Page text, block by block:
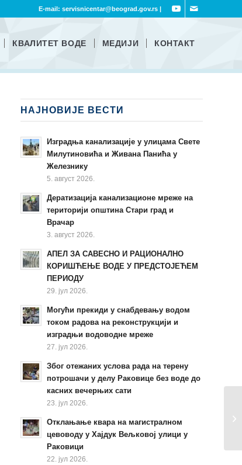
E-mail: servisnicentar@beograd.gov.rs |
КВАЛИТЕТ ВОДЕ МЕДИЈИ КОНТАКТ
НАЈНОВИЈЕ ВЕСТИ
Изградња канализације у улицама Свете
Милутиновића и Живана Панића у
Железнику
5. август 2026.
Дератизација канализационе мреже на
територији општина Стари град и
Врачар
3. август 2026.
АПЕЛ ЗА САВЕСНО И РАЦИОНАЛНО
КОРИШЋЕЊЕ ВОДЕ У ПРЕДСТОЈЕЋЕМ
ПЕРИОДУ
29. јул 2026.
Могући прекиди у снабдевању водом
током радова на реконструкцији и
изградњи водоводне мреже
27. јул 2026.
Због отежаних услова рада на терену
потрошачи у делу Раковице без воде до
касних вечерњих сати
23. јул 2026.
Отклањање квара на магистралном
цевоводу у Хајдук Вељковој улици у
Раковици
22. јул 2026.